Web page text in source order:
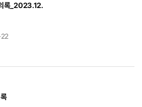
록_2023.12.